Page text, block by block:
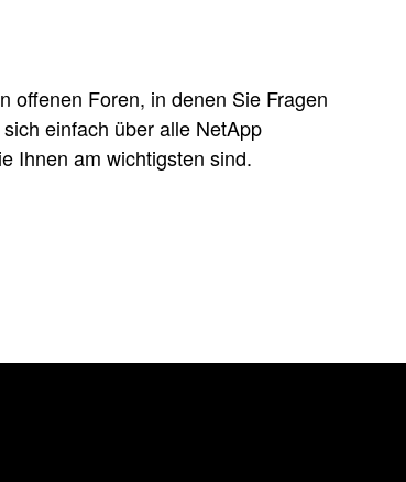
offenen Foren, in denen Sie Fragen
einfach über alle NetApp
Ihnen am wichtigsten sind.